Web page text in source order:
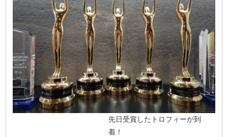
先日受賞したトロフィーが到
着！